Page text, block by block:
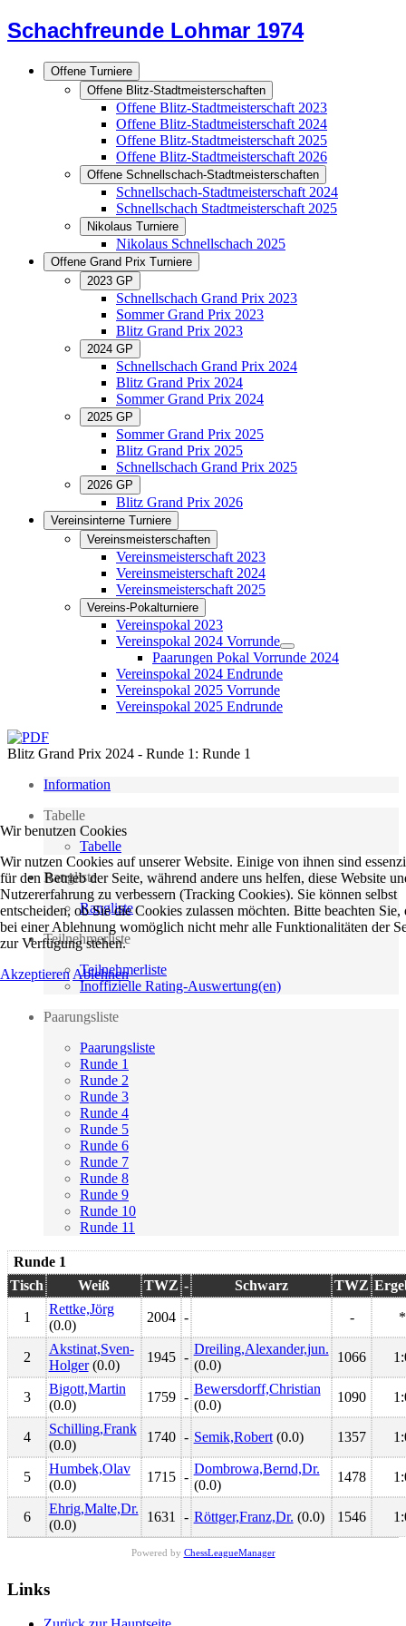
Schachfreunde Lohmar 1974
Offene Turniere
Offene Blitz-Stadtmeisterschaften
Offene Blitz-Stadtmeisterschaft 2023
Offene Blitz-Stadtmeisterschaft 2024
Offene Blitz-Stadtmeisterschaft 2025
Offene Blitz-Stadtmeisterschaft 2026
Offene Schnellschach-Stadtmeisterschaften
Schnellschach-Stadtmeisterschaft 2024
Schnellschach Stadtmeisterschaft 2025
Nikolaus Turniere
Nikolaus Schnellschach 2025
Offene Grand Prix Turniere
2023 GP
Schnellschach Grand Prix 2023
Sommer Grand Prix 2023
Blitz Grand Prix 2023
2024 GP
Schnellschach Grand Prix 2024
Blitz Grand Prix 2024
Sommer Grand Prix 2024
2025 GP
Sommer Grand Prix 2025
Blitz Grand Prix 2025
Schnellschach Grand Prix 2025
2026 GP
Blitz Grand Prix 2026
Vereinsinterne Turniere
Vereinsmeisterschaften
Vereinsmeisterschaft 2023
Vereinsmeisterschaft 2024
Vereinsmeisterschaft 2025
Vereins-Pokalturniere
Vereinspokal 2023
Vereinspokal 2024 Vorrunde
Paarungen Pokal Vorrunde 2024
Vereinspokal 2024 Endrunde
Vereinspokal 2025 Vorrunde
Vereinspokal 2025 Endrunde
Blitz Grand Prix 2024 - Runde 1: Runde 1
Information
Tabelle
Tabelle
Rangliste
Rangliste
Teilnehmerliste
Teilnehmerliste
Inoffizielle Rating-Auswertung(en)
Paarungsliste
Paarungsliste
Runde 1
Runde 2
Runde 3
Runde 4
Runde 5
Runde 6
Runde 7
Runde 8
Runde 9
Runde 10
Runde 11
Runde 1
Tisch
Weiß TWZ - Schwarz TWZ
1
Rettke,Jörg
(0.0)
2004 - - *
2
Akstinat,Sven-
Holger(0.0)
1945 -
Dreiling,Alexander,jun.
(0.0)
1066
3
Bigott,Martin
(0.0)
1759 -
Bewersdorff,Christian
(0.0)
1090
4
Schilling,Frank
(0.0)
1740 - Semik,Robert(0.0) 1357
5
Humbek,Olav
(0.0)
1715 -
Dombrowa,Bernd,Dr.
(0.0)
1478
6
Ehrig,Malte,Dr.
(0.0)
1631 - Röttger,Franz,Dr. (0.0) 1546
Powered by ChessLeagueManager
Links
Wir benutzen Cookies
Wir nutzen Cookies auf unserer Website. Einige von ihnen sind
für den Betrieb der Seite, während andere uns helfen, diese Website
Nutzererfahrung zu verbessern (Tracking Cookies). Sie können selbst
entscheiden, ob Sie die Cookies zulassen möchten. Bitte beachten Sie,
bei einer Ablehnung womöglich nicht mehr alle Funktionalitäten der
zur Verfügung stehen.
Akzeptieren Ablehnen